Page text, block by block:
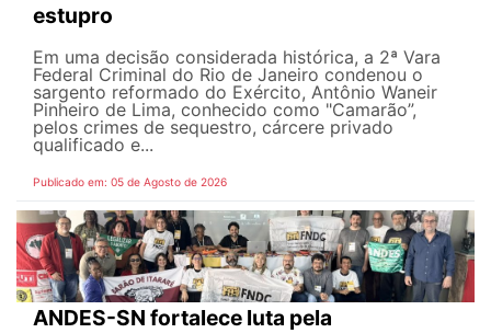
estupro
Em uma decisão considerada histórica, a 2ª Vara
Federal Criminal do Rio de Janeiro condenou o
sargento reformado do Exército, Antônio Waneir
Pinheiro de Lima, conhecido como "Camarão”,
pelos crimes de sequestro, cárcere privado
qualificado e...
Publicado em: 05 de Agosto de 2026
ANDES-SN fortalece luta pela